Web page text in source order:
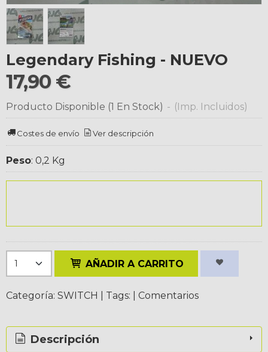
Legendary Fishing - NUEVO
17,90 €
Producto Disponible (1 En Stock) - (Imp. Incluidos)
Costes de envío Ver descripción
Peso: 0,2 Kg
AÑADIR A CARRITO
Categoría: SWITCH Tags: Comentarios
Descripción